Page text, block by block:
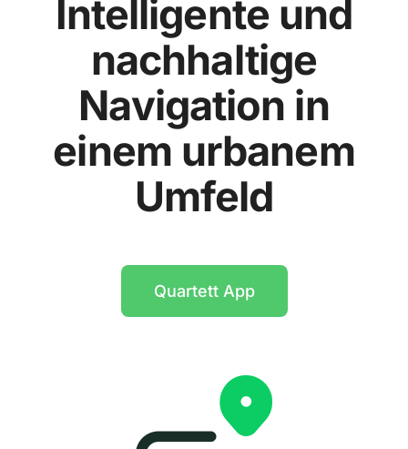
Intelligente und
nachhaltige
Navigation in
einem urbanem
Umfeld
Quartett App